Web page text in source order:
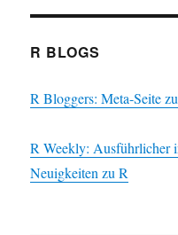
R BLOGS
R Bloggers: Meta-Seite
R Weekly: Ausführlicher
Neuigkeiten zu R